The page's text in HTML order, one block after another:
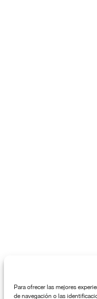
Para ofrecer las mejores
de navegación o las